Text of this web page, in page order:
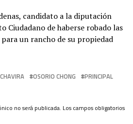
candidato a la diputación
Ciudadano de haberse robado las
un rancho de su propiedad
CHAVIRA OSORIO CHONG
PRINCIPAL
no será publicada. Los campos obligatorios